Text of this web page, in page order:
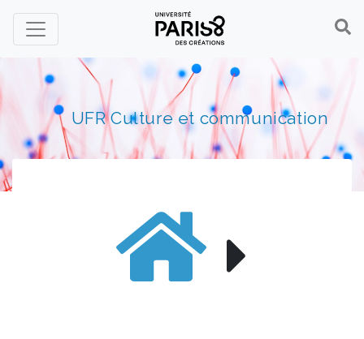
Panneau de gestion des cookies
UFR Culture et communication